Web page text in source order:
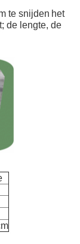
te snijden het
de lengte, de